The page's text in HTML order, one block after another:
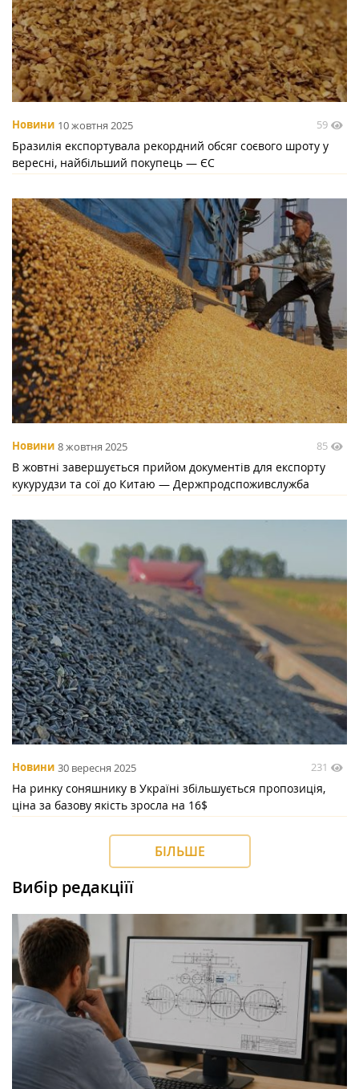
Новини 10 жовтня 2025 59
Бразилія експортувала рекордний обсяг соєвого шроту у
вересні, найбільший покупець — ЄС
Новини 8 жовтня 2025 85
В жовтні завершується прийом документів для експорту
кукурудзи та сої до Китаю — Держпродспоживслужба
Новини 30 вересня 2025 231
На ринку соняшнику в Україні збільшується пропозиція,
ціна за базову якість зросла на 16$
БІЛЬШЕ
Вибір редакціїї